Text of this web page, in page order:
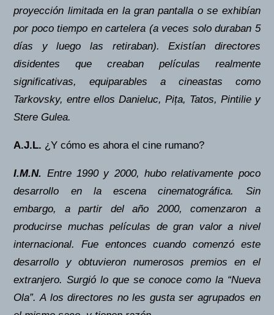
proyección limitada en la gran pantalla o se exhibían
por poco tiempo en cartelera (a veces solo duraban 5
días y luego las retiraban). Existían directores
disidentes que creaban películas realmente
significativas, equiparables a cineastas como
Tarkovsky, entre ellos Danieluc, Pița, Tatos, Pintilie y
Stere Gulea.
A.J.L. ¿Y cómo es ahora el cine rumano?
I.M.N. Entre 1990 y 2000, hubo relativamente poco
desarrollo en la escena cinematográfica. Sin
embargo, a partir del año 2000, comenzaron a
producirse muchas películas de gran valor a nivel
internacional. Fue entonces cuando comenzó este
desarrollo y obtuvieron numerosos premios en el
extranjero. Surgió lo que se conoce como la “Nueva
Ola”. A los directores no les gusta ser agrupados en